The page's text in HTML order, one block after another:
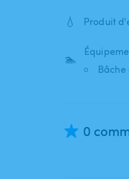
💧 Produit
🏊
Bâche
0